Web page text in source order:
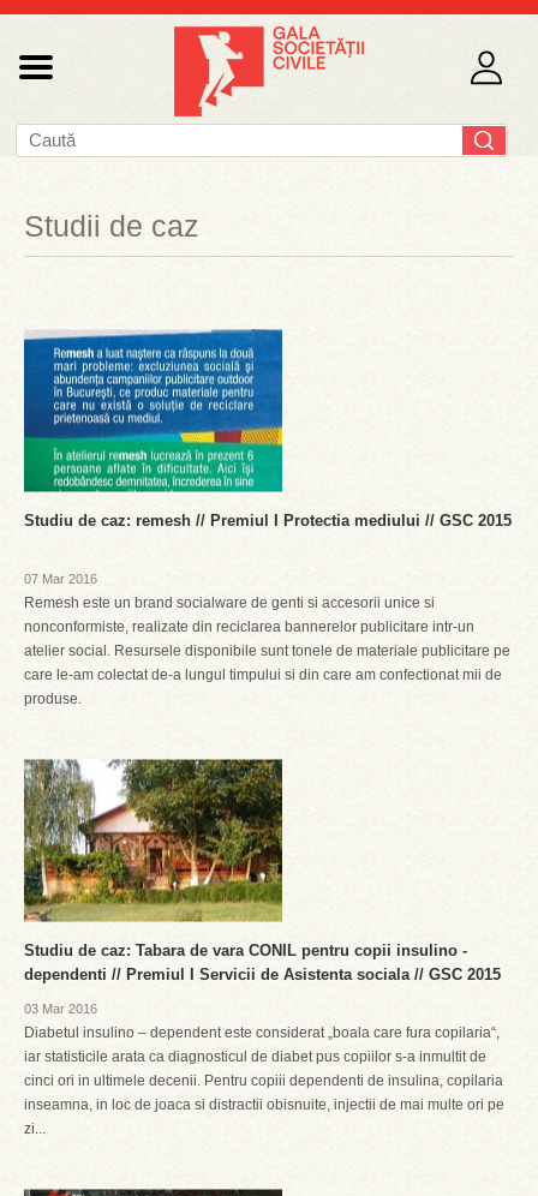
Studii de caz
Studiu de caz: remesh // Premiul I Protectia mediului // GSC 2015
07 Mar 2016
Remesh este un brand socialware de genti si accesorii unice si
nonconformiste, realizate din reciclarea bannerelor publicitare intr-un
atelier social. Resursele disponibile sunt tonele de materiale publicitare pe
care le-am colectat de-a lungul timpului si din care am confectionat mii de
produse.
Studiu de caz: Tabara de vara CONIL pentru copii insulino -
dependenti // Premiul I Servicii de Asistenta sociala // GSC 2015
03 Mar 2016
Diabetul insulino – dependent este considerat „boala care fura copilaria“,
iar statisticile arata ca diagnosticul de diabet pus copiilor s-a inmultit de
cinci ori in ultimele decenii. Pentru copiii dependenti de insulina, copilaria
inseamna, in loc de joaca si distractii obisnuite, injectii de mai multe ori pe
zi...